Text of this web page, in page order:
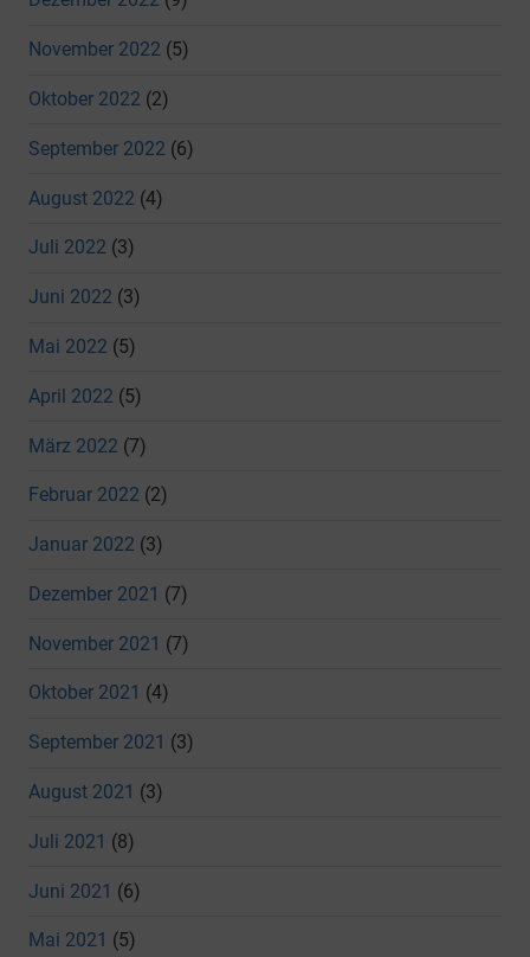
November 2022 (5)
Oktober 2022 (2)
September 2022 (6)
August 2022 (4)
Juli 2022 (3)
Juni 2022 (3)
Mai 2022 (5)
April 2022 (5)
März 2022 (7)
Februar 2022 (2)
Januar 2022 (3)
Dezember 2021 (7)
November 2021 (7)
Oktober 2021 (4)
September 2021 (3)
August 2021 (3)
Juli 2021 (8)
Juni 2021 (6)
Mai 2021 (5)